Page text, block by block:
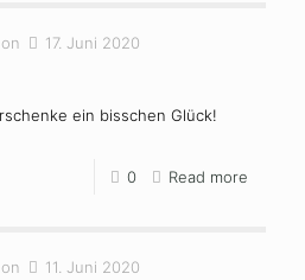
on
17. Juni 2020
ein bisschen Glück!
0 Read more
on
11. Juni 2020